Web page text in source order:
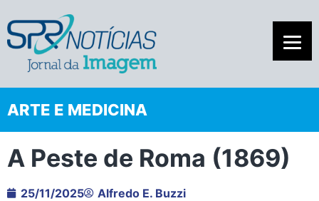
ARTE E MEDICINA
A Peste de Roma (1869)
25/11/2025 Alfredo E. Buzzi